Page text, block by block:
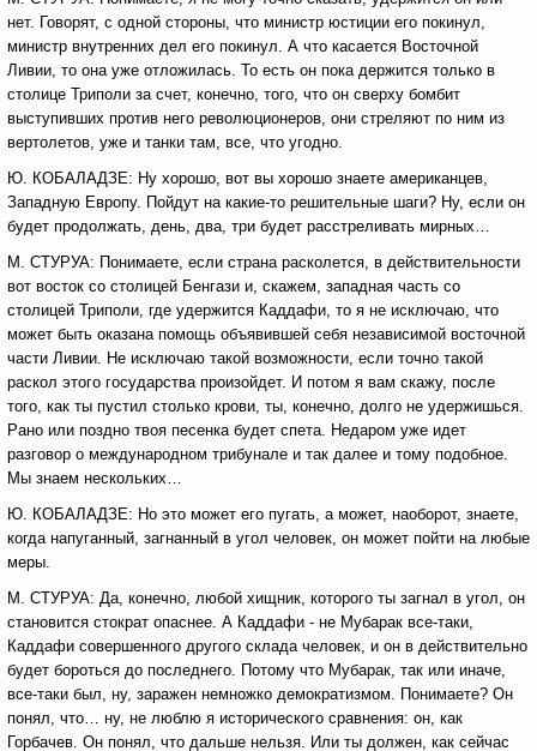
нет. Говорят, с одной стороны, что министр юстиции его покинул,
министр внутренних дел его покинул. А что касается Восточной
Ливии, то она уже отложилась. То есть он пока держится только в
столице Триполи за счет, конечно, того, что он сверху бомбит
выступивших против него революционеров, они стреляют по ним из
вертолетов, уже и танки там, все, что угодно.
Ю. КОБАЛАДЗЕ: Ну хорошо, вот вы хорошо знаете американцев,
Западную Европу. Пойдут на какие-то решительные шаги? Ну, если он
будет продолжать, день, два, три будет расстреливать мирных…
М. СТУРУА: Понимаете, если страна расколется, в действительности
вот восток со столицей Бенгази и, скажем, западная часть со
столицей Триполи, где удержится Каддафи, то я не исключаю, что
может быть оказана помощь объявившей себя независимой восточной
части Ливии. Не исключаю такой возможности, если точно такой
раскол этого государства произойдет. И потом я вам скажу, после
того, как ты пустил столько крови, ты, конечно, долго не удержишься.
Рано или поздно твоя песенка будет спета. Недаром уже идет
разговор о международном трибунале и так далее и тому подобное.
Мы знаем нескольких…
Ю. КОБАЛАДЗЕ: Но это может его пугать, а может, наоборот, знаете,
когда напуганный, загнанный в угол человек, он может пойти на любые
меры.
М. СТУРУА: Да, конечно, любой хищник, которого ты загнал в угол, он
становится стократ опаснее. А Каддафи - не Мубарак все-таки,
Каддафи совершенного другого склада человек, и он в действительно
будет бороться до последнего. Потому что Мубарак, так или иначе,
все-таки был, ну, заражен немножко демократизмом. Понимаете? Он
понял, что… ну, не люблю я исторического сравнения: он, как
Горбачев. Он понял, что дальше нельзя. Или ты должен, как сейчас